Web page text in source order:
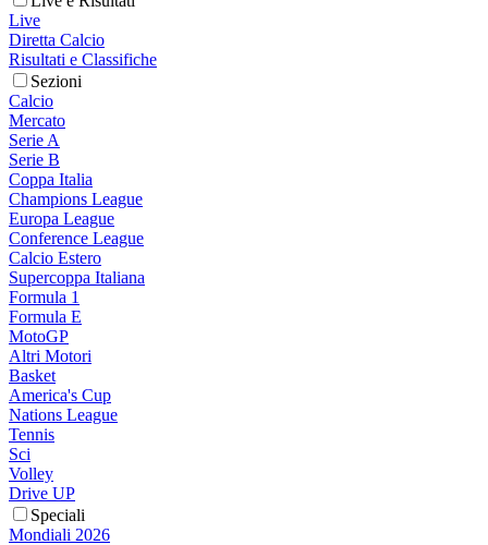
Live
Diretta Calcio
Risultati e Classifiche
Sezioni
Calcio
Mercato
Serie A
Serie B
Coppa Italia
Champions League
Europa League
Conference League
Calcio Estero
Supercoppa Italiana
Formula 1
Formula E
MotoGP
Altri Motori
Basket
America's Cup
Nations League
Tennis
Sci
Volley
Drive UP
Speciali
Mondiali 2026